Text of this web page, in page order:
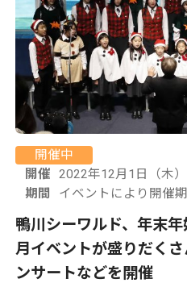
開催中
開催
期間
2022年12月1日（木
イベントにより開催
鴨川シーワルド、年末
月イベントが盛りだく
ンサートなどを開催